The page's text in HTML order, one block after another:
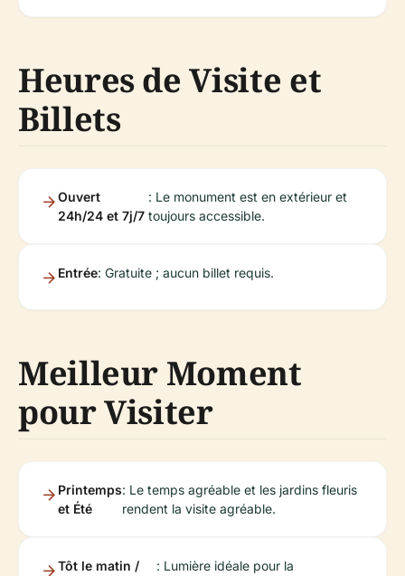
Heures de Visite et
Billets
Ouvert
24h/24 et 7j/7
: Le monument est en extérieur et
toujours accessible.
Entrée: Gratuite ; aucun billet requis.
Meilleur Moment
pour Visiter
Printemps
et Été
: Le temps agréable et les jardins fleuris
rendent la visite agréable.
Tôt le matin /
: Lumière idéale pour la